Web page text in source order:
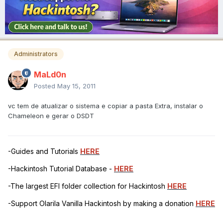
Administrators
MaLd0n
Posted May 15, 2011
vc tem de atualizar o sistema e copiar a pasta Extra, instalar o
Chameleon e gerar o DSDT
-Guides and Tutorials HERE
-Hackintosh Tutorial Database - HERE
-The largest EFI folder collection for Hackintosh HERE
-Support Olarila Vanilla Hackintosh by making a donation HERE